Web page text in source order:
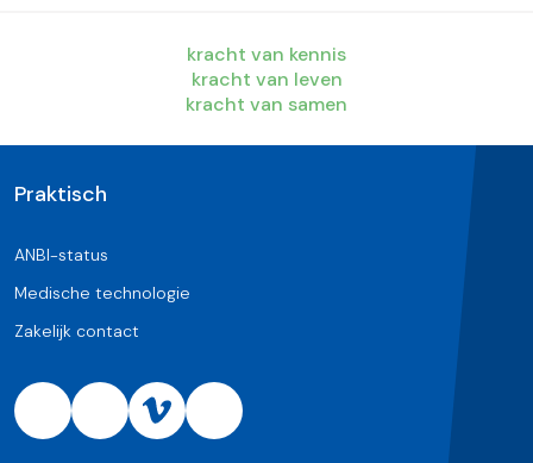
kracht van kennis
kracht van leven
kracht van samen
Praktisch
ANBI-status
Medische technologie
Zakelijk contact